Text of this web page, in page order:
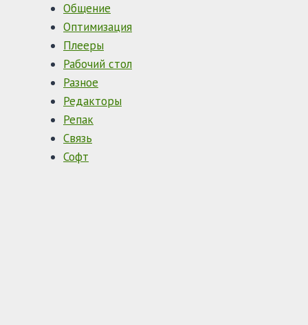
Общение
Оптимизация
Плееры
Рабочий стол
Разное
Редакторы
Репак
Связь
Софт